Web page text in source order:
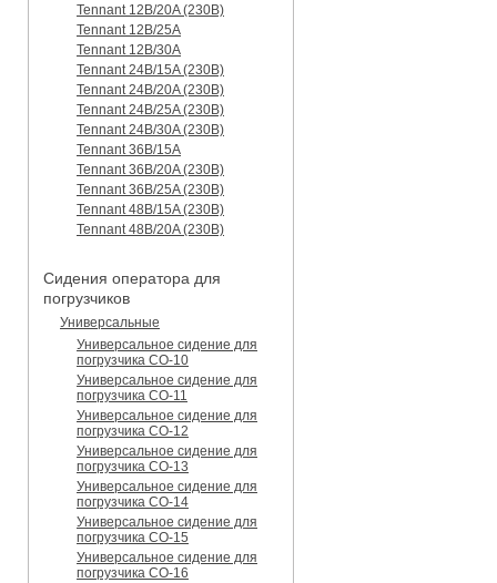
Tennant 12B/20A (230B)
Tennant 12B/25A
Tennant 12B/30A
Tennant 24B/15A (230B)
Tennant 24B/20A (230B)
Tennant 24B/25A (230B)
Tennant 24B/30A (230B)
Tennant 36B/15A
Tennant 36B/20A (230B)
Tennant 36B/25A (230B)
Tennant 48B/15A (230B)
Tennant 48B/20A (230B)
Сидения оператора для
погрузчиков
Универсальные
Универсальное сидение для
погрузчика CO-10
Универсальное сидение для
погрузчика CO-11
Универсальное сидение для
погрузчика CO-12
Универсальное сидение для
погрузчика CO-13
Универсальное сидение для
погрузчика CO-14
Универсальное сидение для
погрузчика CO-15
Универсальное сидение для
погрузчика CO-16